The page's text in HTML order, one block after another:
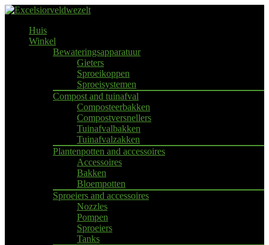
Huis
Winkel
Bewateringsapparatuur
Gieters
Sproeikoppen
Sproeisystemen
Compost and tuinafval
Composteerbakken
Compostversnellers
Tuinafvalbakken
Tuinafvalzakken
Plantenpotten and accessoires
Accessoires
Bakken
Bloempotten
Sproeiers and accessoires
Nozzles
Pompen
Sproeiers
Tanks